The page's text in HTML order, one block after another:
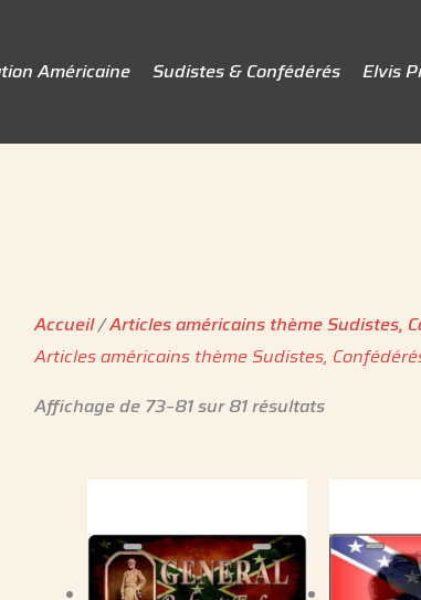
Américaine Sudistes & Confédérés Elvis
Accueil/Articles américains thème Sudistes,
Articles américains thème Sudistes,
Affichage de 73–81 sur 81 résultats